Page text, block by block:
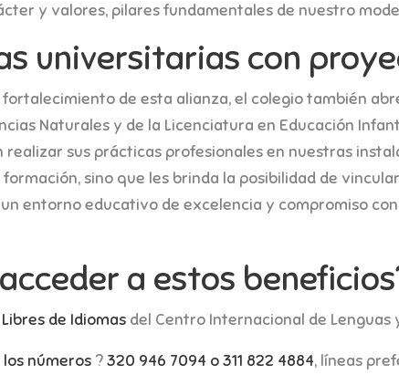
y valores, pilares fundamentales de nuestro
universitarias con
de esta alianza, el colegio también
Naturales y de la Licenciatura en Educación
realizar sus prácticas profesionales en nuestras
sino que les brinda la posibilidad de
entorno educativo de excelencia y compromiso
a estos
de Idiomas del Centro Internacional de Lenguas
números ?320 946 7094 o 311 822 4884, líneas